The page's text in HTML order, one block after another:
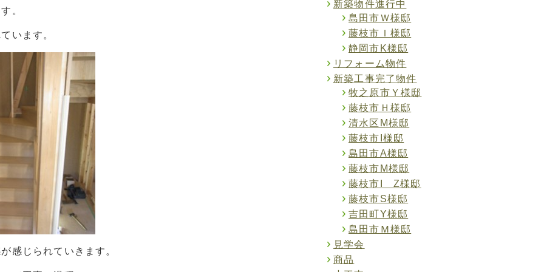
。
います。
感じられていきます。
新築物件進行中
島田市Ｗ様邸
藤枝市Ｉ様邸
静岡市K様邸
リフォーム物件
新築工事完了物件
牧之原市Ｙ様邸
藤枝市Ｈ様邸
清水区M様邸
藤枝市I様邸
島田市A様邸
藤枝市M様邸
藤枝市I Z様邸
藤枝市S様邸
吉田町Y様邸
島田市Ｍ様邸
見学会
商品